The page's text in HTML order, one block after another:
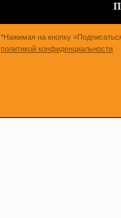
*Нажимая на кнопку
политикой конфиденциальности